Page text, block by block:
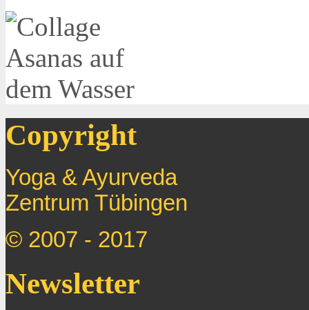
Copyright
Yoga & Ayurveda
Zentrum Tübingen
© 2007 - 2017
Newsletter